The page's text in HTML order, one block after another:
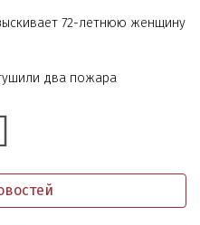
72-летнюю женщину
два пожара